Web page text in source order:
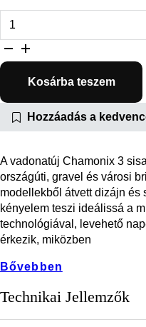
Kosárba teszem
Hozzáadás a
A vadonatúj Chamonix 3
országúti, gravel és városi
modellekből átvett dizájn és
kényelem teszi ideálissá a
technológiával, levehető
érkezik, miközben
Bővebben
Technikai Jellemzők